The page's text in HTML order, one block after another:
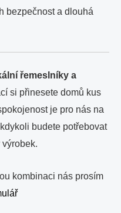
bezpečnost a dlouhá
řemeslníky a
si přinesete domů kus
je pro nás na
budete potřebovat
kombinaci nás prosím